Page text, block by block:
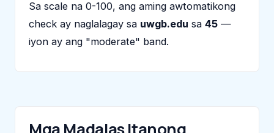
Sa scale na 0-100, ang aming awtomatikong
check ay naglalagay sa uwgb.edu sa 45 —
iyon ay ang "moderate" band.
Mga Madalas Itanong